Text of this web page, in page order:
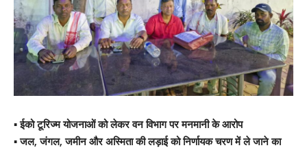
▪️ईको टूरिज्म योजनाओं को लेकर वन विभाग पर मनमानी के आरोप
▪️ जल, जंगल, जमीन और अस्मिता की लड़ाई को निर्णायक चरण में ले जाने का